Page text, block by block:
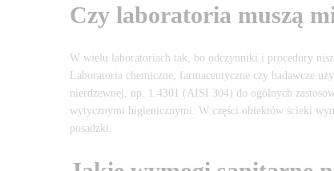
Czy laboratoria muszą
W wielu laboratoriach tak, bo odczynniki i procedury
Laboratoria chemiczne, farmaceutyczne czy badawcze
nierdzewnej, np. 1.4301 (AISI 304) do ogólnych
wytycznymi higienicznymi. W części obiektów ścieki
posadzki.